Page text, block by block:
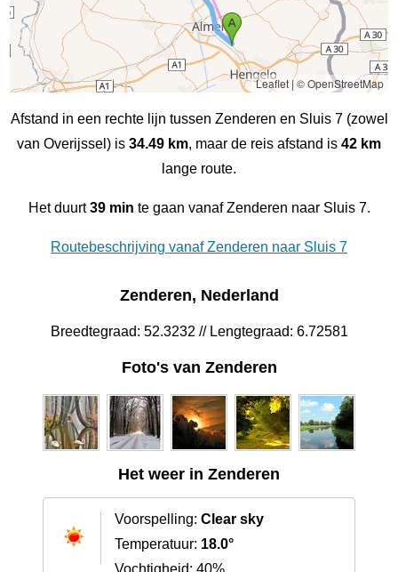
Leaflet|© OpenStreetMap
Afstand in een rechte lijn tussen Zenderen en Sluis 7 (zowel
van Overijssel) is 34.49 km, maar de reis afstand is 42 km
lange route.
Het duurt39 min te gaan vanaf Zenderen naar Sluis 7.
Routebeschrijving vanaf Zenderen naar Sluis 7
Zenderen, Nederland
Breedtegraad: 52.3232 // Lengtegraad: 6.72581
Foto's van Zenderen
Het weer in Zenderen
Voorspelling: Clear sky
Temperatuur: 18.0°